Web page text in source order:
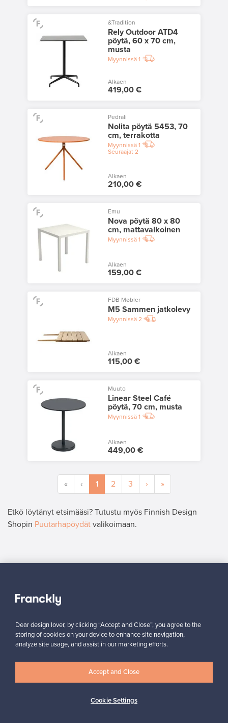
&Tradition
Rely Outdoor ATD4
pöytä, 60 x 70 cm,
musta
Myynnissä1
Alkaen
419,00 €
Pedrali
Nolita pöytä 5453, 70
cm, terrakotta
Myynnissä1
Seuraajat 2
Alkaen
210,00 €
Emu
Nova pöytä 80 x 80
cm, mattavalkoinen
Myynnissä1
Alkaen
159,00 €
FDB Møbler
M5 Sammen jatkolevy
Myynnissä2
Alkaen
115,00 €
Muuto
Linear Steel Café
pöytä, 70 cm, musta
Myynnissä1
Alkaen
449,00 €
« ‹ 1 2 3 › »
Etkö löytänyt etsimääsi? Tutustu myös Finnish Design
Shopin Puutarhapöydät valikoimaan.
minulla kaupat syntyivät todella nopeasti ja kaikki toimi
✓ Vahvistettu myyjä
Dear design lover, by clicking “Accept and Close”, you agree to the
storing of cookies on your device to enhance site navigation,
analyze site usage, and assist in our marketing efforts.
Cookie Settings
Accept and Close